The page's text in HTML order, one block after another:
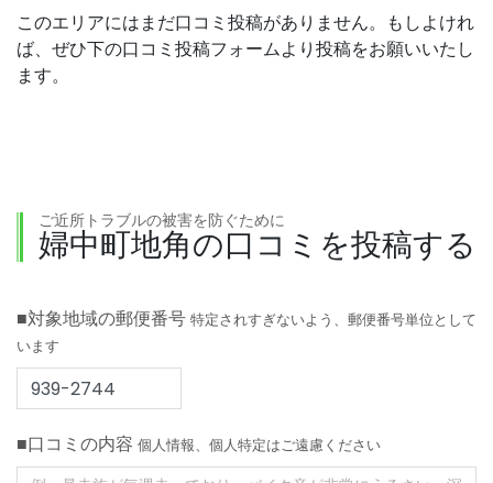
このエリアにはまだ口コミ投稿がありません。もしよけれ
ば、ぜひ下の口コミ投稿フォームより投稿をお願いいたし
ます。
ご近所トラブルの被害を防ぐために
婦中町地角の口コミを投稿する
■対象地域の郵便番号 特定されすぎないよう、郵便番号単位として
います
■口コミの内容 個人情報、個人特定はご遠慮ください